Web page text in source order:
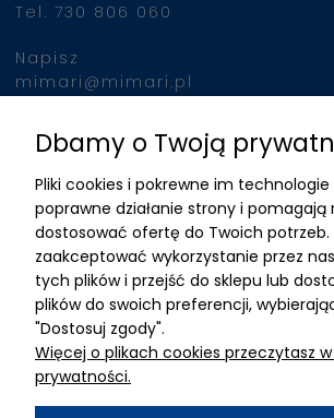
Tel. 730 806 060
Napisz
mimari@mimari.pl
Znajdziesz nas
ADRES
MIMARI sp z o.o.
ul. Kurkowa 12
50-210 Wrocław
Dane rejestracyjne
NIP:8982325327
Dbamy o Twoją
Pliki cookies i pokrewne im
poprawne działanie strony i pomagają
dostosować ofertę do Twoich potrzeb.
zaakceptować wykorzystanie przez
tych plików i przejść do sklepu lub
plików do swoich preferencji,
"Dostosuj zgody".
Więcej o plikach cookies przeczytasz
prywatności.